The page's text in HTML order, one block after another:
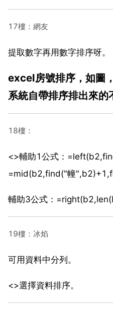
17樓：網友
提取數字再用數字排序呀。
excel房號排序，如圖
系統自帶排序排出來的
18樓：
<>輔助1公式：
=mid(b2,find("幢
輔助3公式：
19樓：冰焰
可用資料中分列。
<>選擇資料排序。